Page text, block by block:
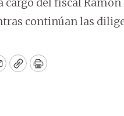
cargo del fiscal
continúan las
CopyPrint